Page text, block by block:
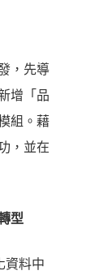
，先導
增「品
組。藉
，並在
型
資料中